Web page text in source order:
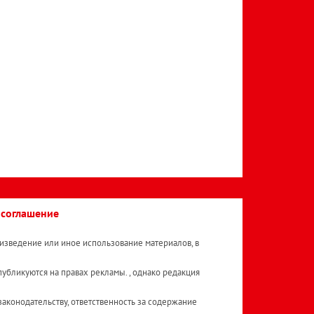
или иное использование материалов, в
на правах рекламы. , однако редакция
ответственность за содержание